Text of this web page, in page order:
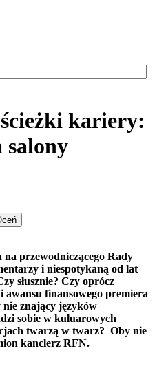
kariery:
salony
przewodniczącego Rady
i niespotykaną od lat
słusznie? Czy oprócz
awansu finansowego premiera
nie znający języków
sobie w kuluarowych
twarzą w twarz? Oby nie
kanclerz RFN.